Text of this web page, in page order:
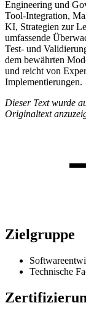
Engineering und
Tool-Integration,
KI, Strategien zur
umfassende
Test- und
dem bewährten
und reicht von
Implementierungen.
Dieser Text wurde
Originaltext
Zielgruppe
Technische